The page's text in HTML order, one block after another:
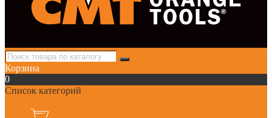
Корзина
0
Список категорий